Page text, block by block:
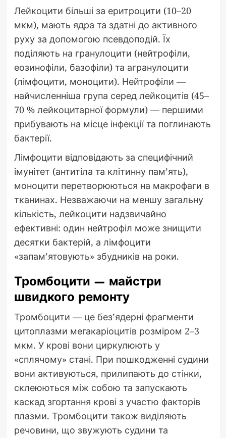
Лейкоцити більші за еритроцити (10–20
мкм), мають ядра та здатні до активного
руху за допомогою псевдоподій. Їх
поділяють на гранулоцити (нейтрофіли,
еозинофіли, базофіли) та агранулоцити
(лімфоцити, моноцити). Нейтрофіли —
найчисленніша група серед лейкоцитів (45–
70 % лейкоцитарної формули) — першими
прибувають на місце інфекції та поглинають
бактерії.
Лімфоцити відповідають за специфічний
імунітет (антитіла та клітинну пам’ять),
моноцити перетворюються на макрофаги в
тканинах. Незважаючи на меншу загальну
кількість, лейкоцити надзвичайно
ефективні: один нейтрофіл може знищити
десятки бактерій, а лімфоцити
«запам’ятовують» збудників на роки.
Тромбоцити — майстри
швидкого ремонту
Тромбоцити — це без’ядерні фрагменти
цитоплазми мегакаріоцитів розміром 2–3
мкм. У крові вони циркулюють у
«сплячому» стані. При пошкодженні судини
вони активуються, прилипають до стінки,
склеюються між собою та запускають
каскад згортання крові з участю факторів
плазми. Тромбоцити також виділяють
речовини, що звужують судини та